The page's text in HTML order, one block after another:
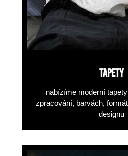
TAPETY
nabízíme moderní
zpracování, barvách,
designu